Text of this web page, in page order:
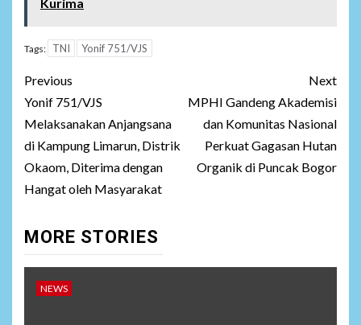
Kurima
Tags: TNI Yonif 751/VJS
Post
navigation
Previous
Yonif 751/VJS
Melaksanakan Anjangsana
di Kampung Limarun, Distrik
Okaom, Diterima dengan
Hangat oleh Masyarakat
Next
MPHI Gandeng Akademisi
dan Komunitas Nasional
Perkuat Gagasan Hutan
Organik di Puncak Bogor
MORE STORIES
NEWS